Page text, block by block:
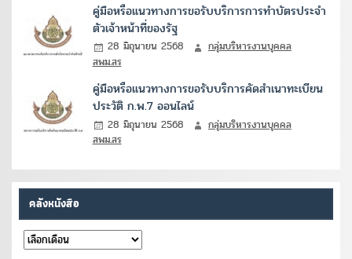
คู่มือหรือแนวทางการขอรับบริการการทำบัตรประจำ
ตัวเจ้าหน้าที่ของรัฐ
28 มิถุนายน 2568
กลุ่มบริหารงานบุคคล
สพม.สร
คู่มือหรือแนวทางการขอรับบริการคัดสำเนาทะเบียน
ประวัติ ก.พ.7 ออนไลน์
28 มิถุนายน 2568
กลุ่มบริหารงานบุคคล
สพม.สร
คลังหนังสือ
คลัง
หนังสือ